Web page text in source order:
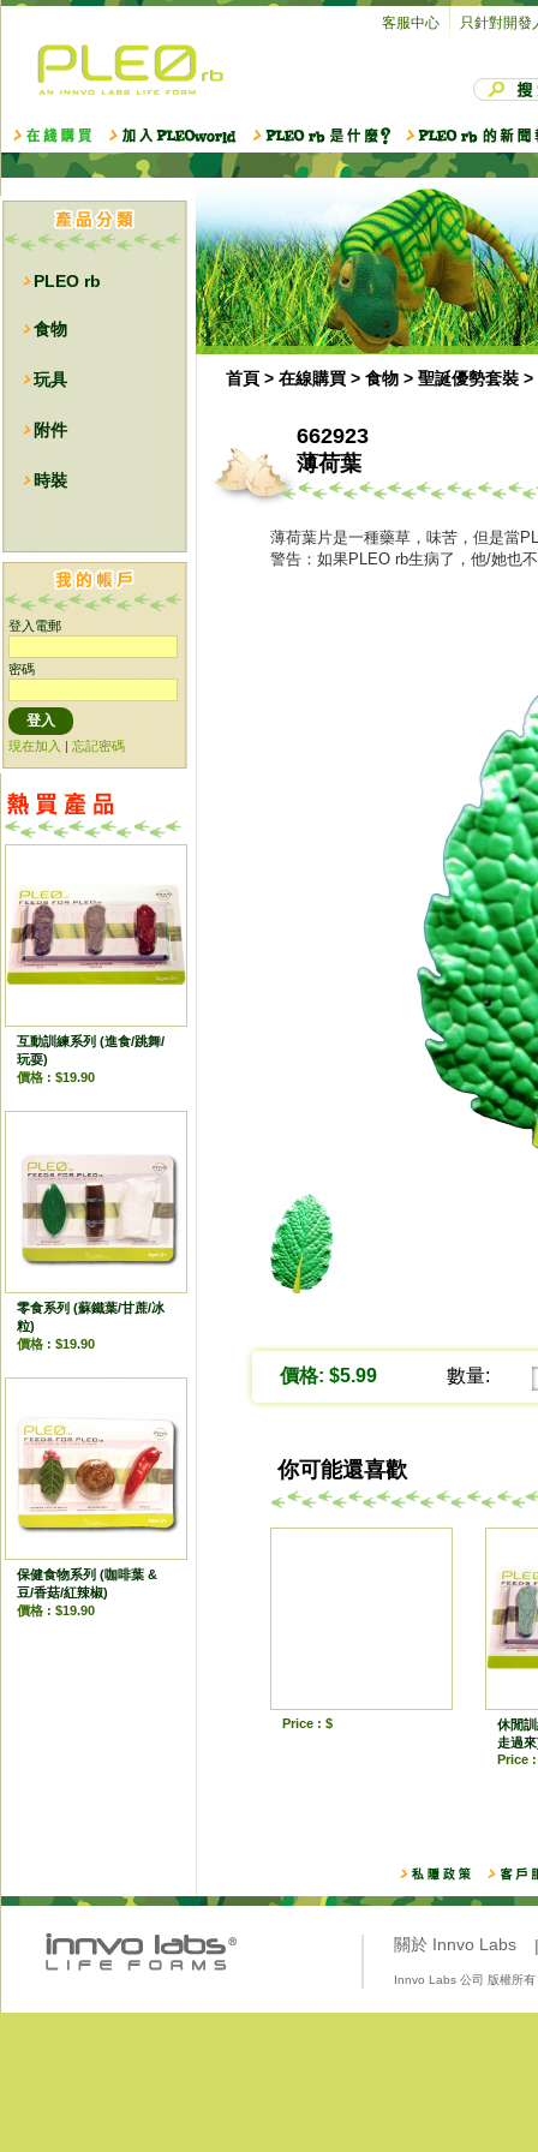
客服中心 只針對開發
PLEO rb
食物
玩具
附件
時裝
登入電郵
密碼
現在加入 | 忘記密碼
互動訓練系列 (進食/跳舞/
玩耍)
價格 : $19.90
零食系列 (蘇鐵葉/甘蔗/冰
粒)
價格 : $19.90
保健食物系列 (咖啡葉 &
豆/香菇/紅辣椒)
價格 : $19.90
首頁 > 在線購買 > 食物 > 聖誕優勢套裝 >
662923
薄荷葉
薄荷葉片是一種藥草，味苦，但是當
警告：如果PLEO rb生病了 ，他/她也
價格: $5.99 數量:
你可能還喜歡
Price : $
休閒
走過
Price :
關於 Innvo Labs |
Innvo Labs 公司 版權所有